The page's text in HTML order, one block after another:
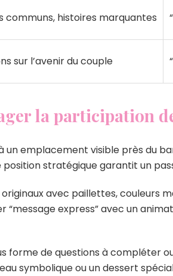
communs, histoires marquantes
sur l’avenir du couple
la participation
un emplacement visible près du
stratégique garantit un
avec paillettes, couleurs
express” avec un
forme de questions à compléter
symbolique ou un dessert